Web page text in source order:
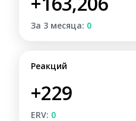
За 3 месяца: 0
Реакций
+229
ERV: 0